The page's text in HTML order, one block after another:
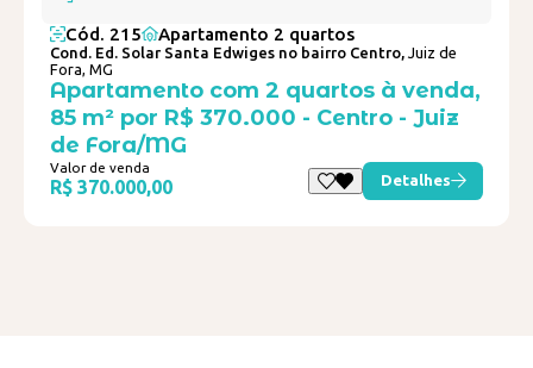
Cód. 215 Apartamento 2 quartos
Cond. Ed. Solar Santa Edwiges no bairro Centro, Juiz de
Fora, MG
Apartamento com 2 quartos à venda,
85 m² por R$ 370.000 - Centro - Juiz
de Fora/MG
Valor de venda
R$ 370.000,00 Detalhes